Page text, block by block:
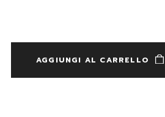
AGGIUNGI AL CARRELLO